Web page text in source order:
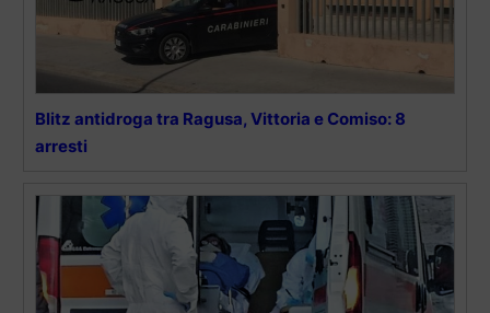
Blitz antidroga tra Ragusa, Vittoria e Comiso: 8
arresti